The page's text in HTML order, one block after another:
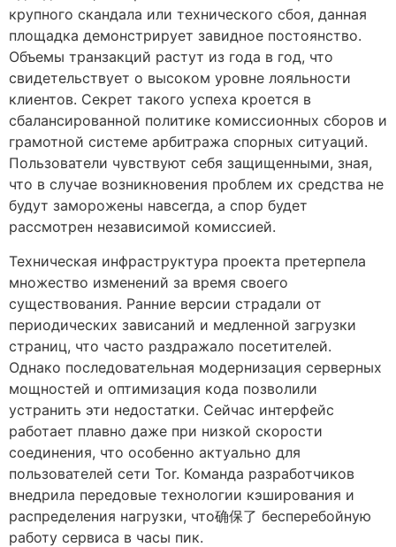
крупного скандала или технического сбоя, данная
площадка демонстрирует завидное постоянство.
Объемы транзакций растут из года в год, что
свидетельствует о высоком уровне лояльности
клиентов. Секрет такого успеха кроется в
сбалансированной политике комиссионных сборов и
грамотной системе арбитража спорных ситуаций.
Пользователи чувствуют себя защищенными, зная,
что в случае возникновения проблем их средства не
будут заморожены навсегда, а спор будет
рассмотрен независимой комиссией.
Техническая инфраструктура проекта претерпела
множество изменений за время своего
существования. Ранние версии страдали от
периодических зависаний и медленной загрузки
страниц, что часто раздражало посетителей.
Однако последовательная модернизация серверных
мощностей и оптимизация кода позволили
устранить эти недостатки. Сейчас интерфейс
работает плавно даже при низкой скорости
соединения, что особенно актуально для
пользователей сети Tor. Команда разработчиков
внедрила передовые технологии кэширования и
распределения нагрузки, что确保了 бесперебойную
работу сервиса в часы пик.